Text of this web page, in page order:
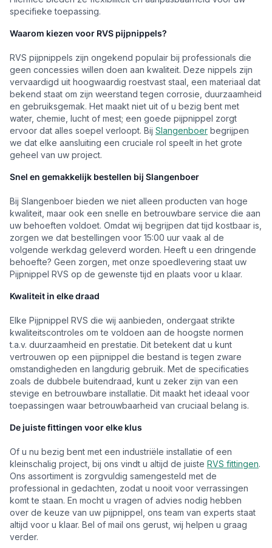
specifieke toepassing.
Waarom kiezen voor RVS pijpnippels?
RVS pijpnippels zijn ongekend populair bij professionals die
geen concessies willen doen aan kwaliteit. Deze nippels zijn
vervaardigd uit hoogwaardig roestvast staal, een materiaal dat
bekend staat om zijn weerstand tegen corrosie, duurzaamheid
en gebruiksgemak. Het maakt niet uit of u bezig bent met
water, chemie, lucht of mest; een goede pijpnippel zorgt
ervoor dat alles soepel verloopt. Bij Slangenboer begrijpen
we dat elke aansluiting een cruciale rol speelt in het grote
geheel van uw project.
Snel en gemakkelijk bestellen bij Slangenboer
Bij Slangenboer bieden we niet alleen producten van hoge
kwaliteit, maar ook een snelle en betrouwbare service die aan
uw behoeften voldoet. Omdat wij begrijpen dat tijd kostbaar is,
zorgen we dat bestellingen voor 15:00 uur vaak al de
volgende werkdag geleverd worden. Heeft u een dringende
behoefte? Geen zorgen, met onze spoedlevering staat uw
Pijpnippel RVS op de gewenste tijd en plaats voor u klaar.
Kwaliteit in elke draad
Elke Pijpnippel RVS die wij aanbieden, ondergaat strikte
kwaliteitscontroles om te voldoen aan de hoogste normen
t.a.v. duurzaamheid en prestatie. Dit betekent dat u kunt
vertrouwen op een pijpnippel die bestand is tegen zware
omstandigheden en langdurig gebruik. Met de specificaties
zoals de dubbele buitendraad, kunt u zeker zijn van een
stevige en betrouwbare installatie. Dit maakt het ideaal voor
toepassingen waar betrouwbaarheid van cruciaal belang is.
De juiste fittingen voor elke klus
Of u nu bezig bent met een industriële installatie of een
kleinschalig project, bij ons vindt u altijd de juiste RVS fittingen.
Ons assortiment is zorgvuldig samengesteld met de
professional in gedachten, zodat u nooit voor verrassingen
komt te staan. En mocht u vragen of advies nodig hebben
over de keuze van uw pijpnippel, ons team van experts staat
altijd voor u klaar. Bel of mail ons gerust, wij helpen u graag
verder.